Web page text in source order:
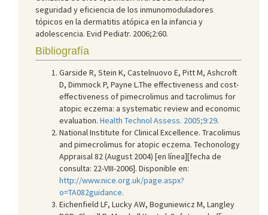
seguridad y eficiencia de los inmunomoduladores
tópicos en la dermatitis atópica en la infancia y
adolescencia. Evid Pediatr. 2006;2:60.
Bibliografía
Garside R, Stein K, Castelnuovo E, Pitt M, Ashcroft
D, Dimmock P, Payne L.The effectiveness and cost-
effectiveness of pimecrolimus and tacrolimus for
atopic eczema: a systematic review and economic
evaluation. Health Technol Assess. 2005;9:29.
National Institute for Clinical Excellence. Tracolimus
and pimecrolimus for atopic eczema. Techonology
Appraisal 82 (August 2004) [en línea][fecha de
consulta: 22-VIII-2006]. Disponible en:
http://www.nice.org.uk/page.aspx?
o=TA082guidance.
Eichenfield LF, Lucky AW, Boguniewicz M, Langley